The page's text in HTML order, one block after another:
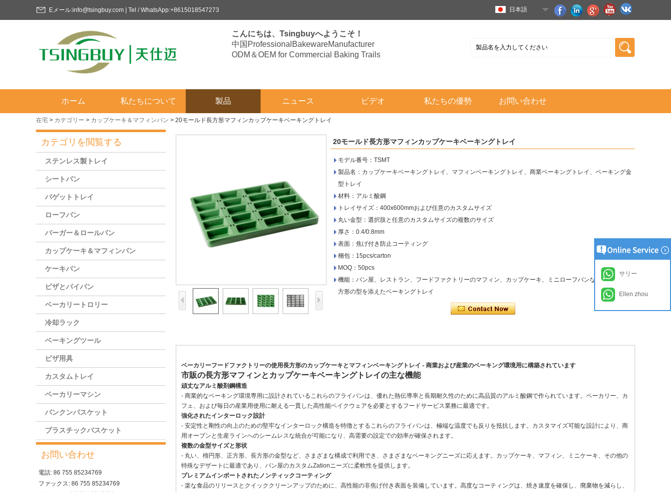
Eメール:info@tsingbuy.com | Tel / WhatsApp:+8615018547273 日本語
こんにちは、Tsingbuyへようこそ！
中国ProfessionalBakewareManufacturer
ODM＆OEM for Commercial Baking Trails
ホーム 私たちについて 製品 ニュース ビデオ 私たちの優勢 お問い合わせ
在宅 > カテゴリー > カップケーキ＆マフィンパン > 20モールド長方形マフィンカップケーキベーキングトレイ
カテゴリを閲覧する
ステンレス製トレイ
シートパン
バゲットトレイ
ローフパン
バーガー＆ロールパン
カップケーキ＆マフィンパン
ケーキパン
ピザとパイパン
ベーカリートロリー
冷却ラック
ベーキングツール
ピザ用具
カスタムトレイ
ベーカリーマシン
バンクンバスケット
プラスチックバスケット
お問い合わせ
電話: 86 755 85234769
ファックス: 86 755 85234769
20モールド長方形マフィンカップケーキベーキングトレイ
モデル番号：TSMT
製品名：カップケーキベーキングトレイ、マフィンベーキングトレイ、商業ベーキングトレイ、ベーキング金
型トレイ
材料：アルミ酸鋼
トレイサイズ：400x600mmおよび任意のカスタムサイズ
丸い金型：選択肢と任意のカスタムサイズの複数のサイズ
厚さ：0.4/0.8mm
表面：焦げ付き防止コーティング
梱包：15pcs/carton
MOQ：50pcs
機能：パン屋、レストラン、フードファクトリーのマフィン、カップケーキ、ミニローフパンなどの複数の長
方形の型を添えたベーキングトレイ
ベーカリーフードファクトリーの使用長方形のカップケーキとマフィンベーキングトレイ - 商業および産業のベーキング環境用に構築されています
市販の長方形マフィンとカップケーキベーキングトレイの主な機能
頑丈なアルミ酸剤鋼構造
- 商業的なベーキング環境専用に設計されているこれらのフライパンは、優れた熱伝導率と長期耐久性のために高品質のアルミ酸鋼で作られています。ベーカリー、カ
フェ、および毎日の産業用使用に耐える一貫した高性能ベイクウェアを必要とするフードサービス業務に最適です。
強化されたインターロック設計
- 安定性と剛性の向上のための堅牢なインターロック構造を特徴とするこれらのフライパンは、極端な温度でも反りを抵抗します。カスタマイズ可能な設計により、商
用オーブンと生産ラインへのシームレスな統合が可能になり、高需要の設定での効率が確保されます。
複数の金型サイズと形状
- 丸い、楕円形、正方形、長方形の金型など、さまざまな構成で利用でき、さまざまなベーキングニーズに応えます。カップケーキ、マフィン、ミニケーキ、その他の
特殊なデザートに最適であり、パン屋のカスタムZationニーズに柔軟性を提供します。
プレミアムインポートされたノンティックコーティング
- 楽な食品のリリースとクイッククリーンアップのために、高性能の非焦げ付き表面を装備しています。高度なコーティングは、焼き速度を確保し、廃棄物を減らし、
サリー
Ellen zhou